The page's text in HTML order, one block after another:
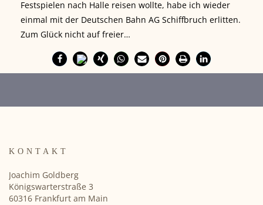
Festspielen nach Halle reisen wollte, habe ich wieder
einmal mit der Deutschen Bahn AG Schiffbruch erlitten.
Zum Glück nicht auf freier…
KONTAKT
Joachim Goldberg
Königswarterstraße 3
60316 Frankfurt am Main